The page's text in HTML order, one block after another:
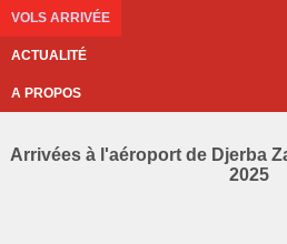
VOLS ARRIVÉE
ACTUALITÉ
A PROPOS
Arrivées à l'aéroport de Djerba
2025